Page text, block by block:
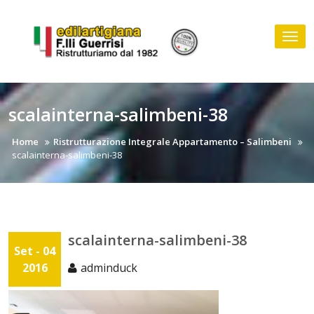
content
scalainterna-salimbeni-38
Home
Ristrutturazione Integrale Appartamento – Salimbeni
scalainterna-salimbeni-38
Set - 04
2016
scalainterna-salimbeni-38
adminduck